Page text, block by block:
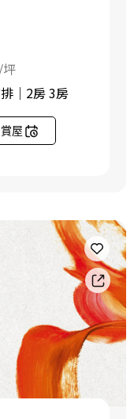
｜2房 3房
屋